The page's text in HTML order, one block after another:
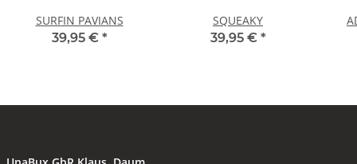
SURFIN PAVIANS
39,95 € *
SQUEAKY
39,95 € *